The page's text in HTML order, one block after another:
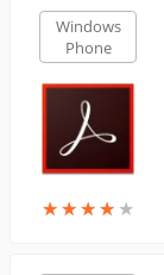
Windows
Phone
★★★★ ★
★★★★ ★